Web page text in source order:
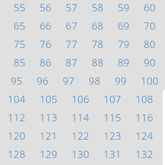
55 56 57 58 59
60
65 66 67 68 69
70
75 76 77 78 79
80
85 86 87 88 89
90
95 96 97 98 99
100
104 105 106 107
108
112 113 114 115
116
120 121 122 123
124
128 129 130 131
132